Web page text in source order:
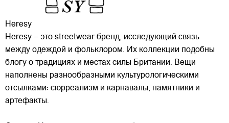
Heresy
Heresy – это streetwear бренд, исследующий связь
между одеждой и фольклором. Их коллекции подобны
блогу о традициях и местах силы Британии. Вещи
наполнены разнообразными культурологическими
отсылками: сюрреализм и карнавалы, памятники и
артефакты.